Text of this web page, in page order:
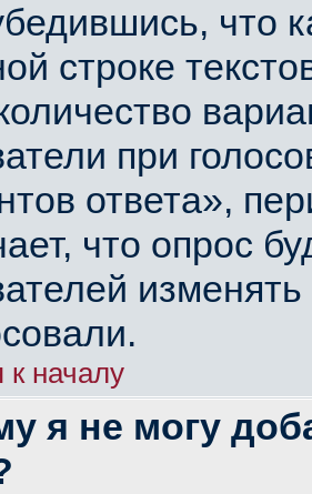
что
строке
при
ответа»,
что опрос
к началу
я не могу